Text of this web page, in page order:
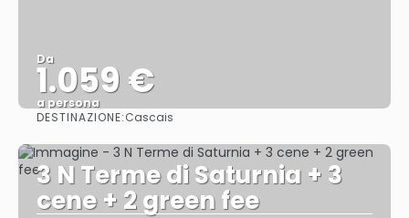
Da
1.059 €
a persona
DESTINAZIONE:Cascais
3 N Terme di Saturnia + 3
cene + 2 green fee